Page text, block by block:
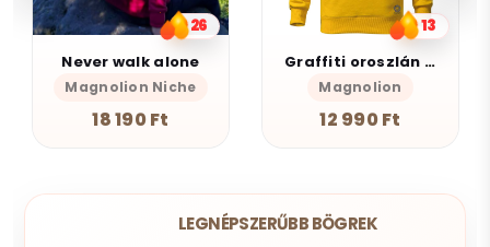
26
Never walk alone
Magnolion Niche
18 190 Ft
13
Graffiti oroszlán v17
Magnolion
12 990 Ft
LEGNÉPSZERŰBB BÖGREK